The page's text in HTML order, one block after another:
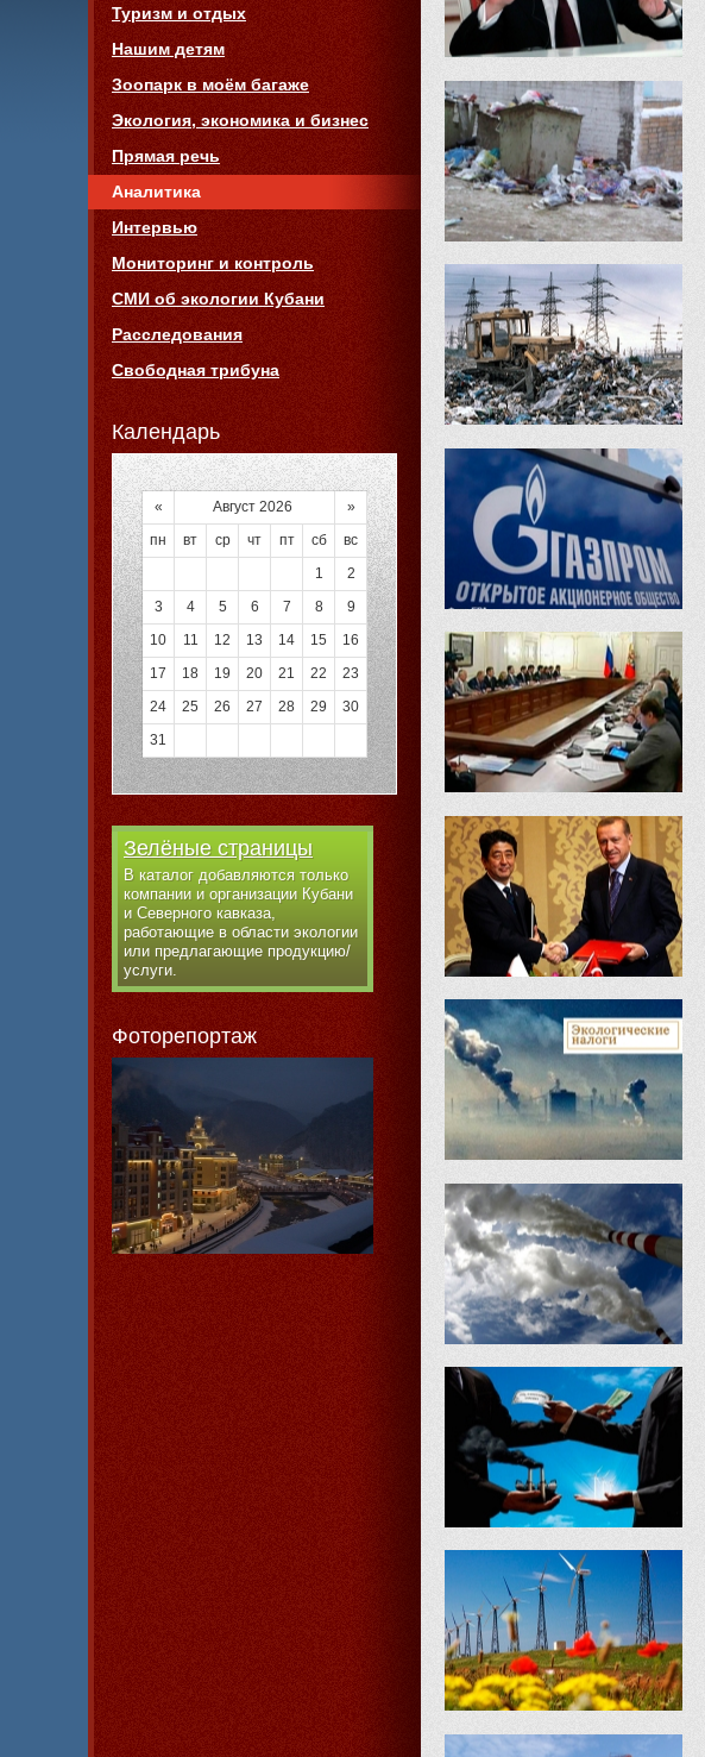
Туризм и отдых
Нашим детям
Зоопарк в моём багаже
Экология, экономика и бизнес
Прямая речь
Аналитика
Интервью
Мониторинг и контроль
СМИ об экологии Кубани
Расследования
Свободная трибуна
Календарь
« Август 2026
»
пн
вт ср чт пт сб
вс
1
2
3
4 5 6 7 8
9
10
11 12 13 14 15
16
17
18 19 20 21 22
23
24
25 26 27 28 29
30
31
Зелёные страницы
В каталог добавляются только
компании и организации Кубани
и Северного кавказа,
работающие в области экологии
или предлагающие продукцию/
услуги.
Фоторепортаж